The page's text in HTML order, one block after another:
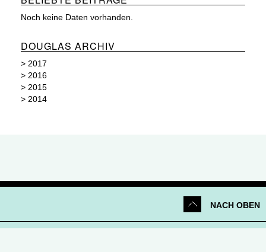
Noch keine Daten vorhanden.
DOUGLAS ARCHIV
> 2017
> 2016
> 2015
> 2014
NACH OBEN